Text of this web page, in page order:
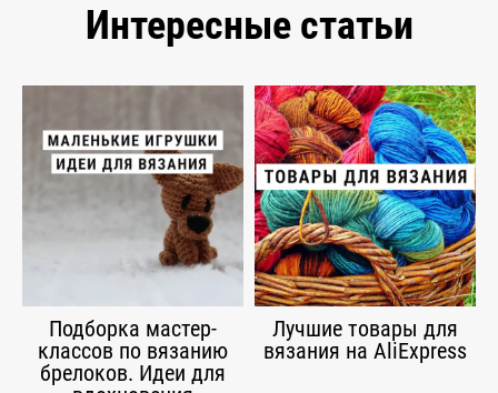
Интересные статьи
Подборка мастер-
классов по вязанию
брелоков. Идеи для
Лучшие товары для
вязания на AliExpress